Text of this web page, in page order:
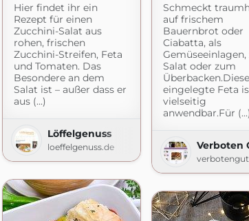
Hier findet ihr ein
Rezept für einen
Zucchini-Salat aus
rohen, frischen
Zucchini-Streifen, Feta
und Tomaten. Das
Besondere an dem
Salat ist – außer dass er
aus (...)
Löffelgenuss
loeffelgenuss.de
Schmeckt
auf frischem
Bauernbrot oder
Ciabatta, als
Gemüseeinlagen,
Salat oder zum
eingelegte Feta
vielseitig
anwendbar.Für (...)
Verboten